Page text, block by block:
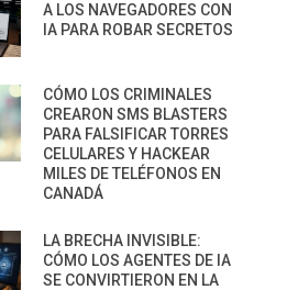
A LOS NAVEGADORES CON
IA PARA ROBAR SECRETOS
CÓMO LOS CRIMINALES
CREARON SMS BLASTERS
PARA FALSIFICAR TORRES
CELULARES Y HACKEAR
MILES DE TELÉFONOS EN
CANADÁ
LA BRECHA INVISIBLE:
CÓMO LOS AGENTES DE IA
SE CONVIRTIERON EN LA